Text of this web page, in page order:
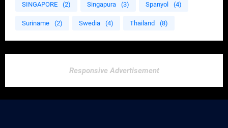
SINGAPORE (2) Singapura (3) Spanyol (4)
Suriname (2) Swedia (4) Thailand (8)
Responsive Advertisement